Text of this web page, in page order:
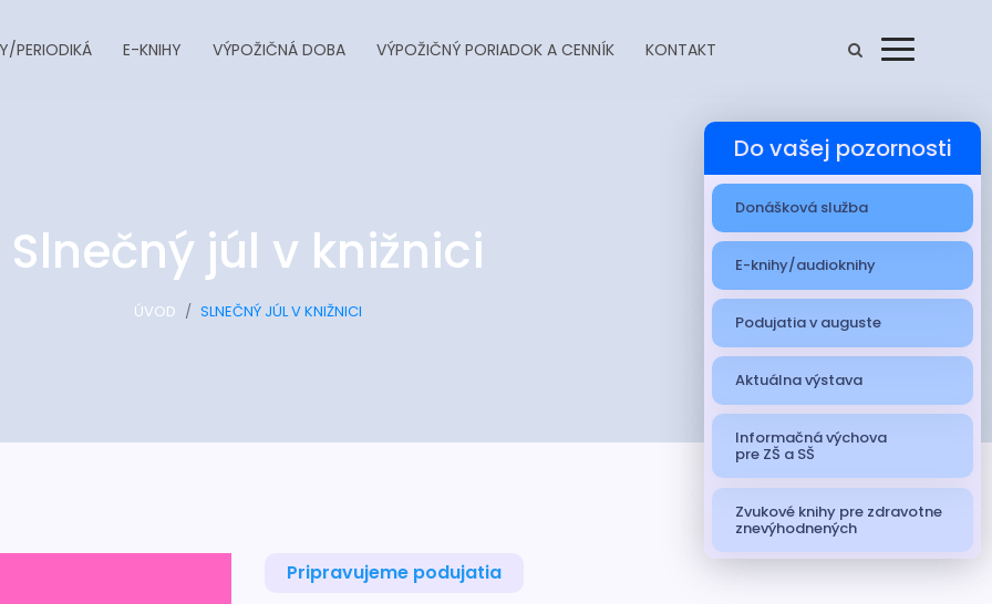
PERIODIKÁ E-KNIHY VÝPOŽIČNÁ DOBA VÝPOŽIČNÝ PORIADOK A CENNÍK KONTAKT
Slnečný júl v knižnici
ÚVOD SLNEČNÝ JÚL V KNIŽNICI
Pripravujeme podujatia
Do vašej pozornosti
Donášková služba
E-knihy/audioknihy
Podujatia v auguste
Aktuálna výstava
Informačná výchova
pre ZŠ a SŠ
Zvukové knihy pre zdravotne
znevýhodnených